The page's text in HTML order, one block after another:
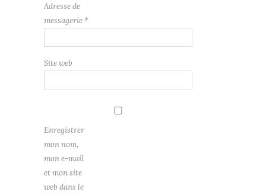
Adresse de
messagerie *
Site web
Enregistrer
mon nom,
mon e-mail
et mon site
web dans le